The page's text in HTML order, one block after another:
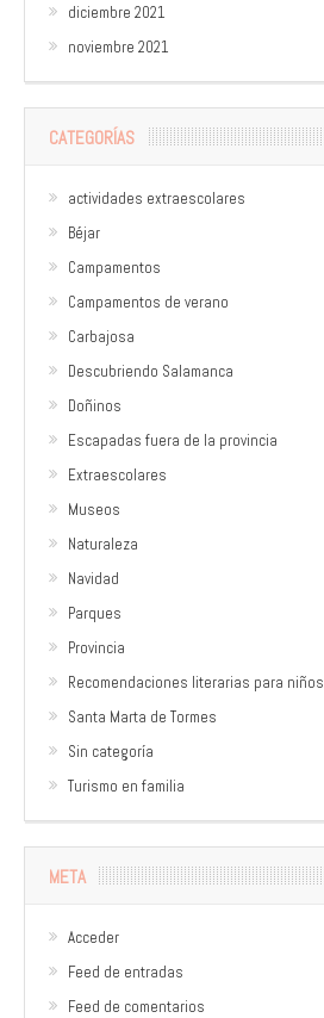
diciembre 2021
noviembre 2021
CATEGORÍAS
actividades extraescolares
Béjar
Campamentos
Campamentos de verano
Carbajosa
Descubriendo Salamanca
Doñinos
Escapadas fuera de la provincia
Extraescolares
Museos
Naturaleza
Navidad
Parques
Provincia
Recomendaciones literarias para niños
Santa Marta de Tormes
Sin categoría
Turismo en familia
META
Acceder
Feed de entradas
Feed de comentarios